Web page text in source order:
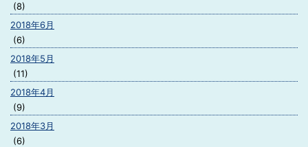
(8)
2018年6月
(6)
2018年5月
(11)
2018年4月
(9)
2018年3月
(6)